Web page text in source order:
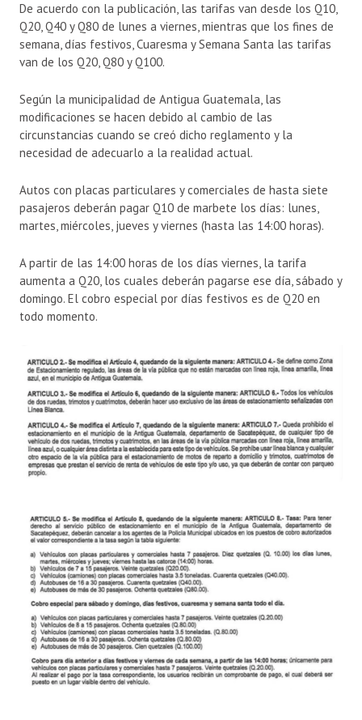
De acuerdo con la publicación, las tarifas van desde los Q10,
Q20, Q40 y Q80 de lunes a viernes, mientras que los fines de
semana, días festivos, Cuaresma y Semana Santa las tarifas
van de los Q20, Q80 y Q100.
Según la municipalidad de Antigua Guatemala, las
modificaciones se hacen debido al cambio de las
circunstancias cuando se creó dicho reglamento y la
necesidad de adecuarlo a la realidad actual.
Autos con placas particulares y comerciales de hasta siete
pasajeros deberán pagar Q10 de marbete los días: lunes,
martes, miércoles, jueves y viernes (hasta las 14:00 horas).
A partir de las 14:00 horas de los días viernes, la tarifa
aumenta a Q20, los cuales deberán pagarse ese día, sábado y
domingo. El cobro especial por días festivos es de Q20 en
todo momento.